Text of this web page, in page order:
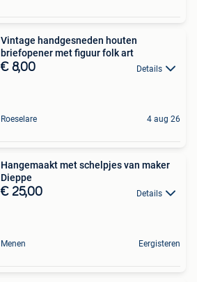
Vintage handgesneden houten
briefopener met figuur folk art
€ 8,00 Details
Roeselare 4 aug 26
Hangemaakt met schelpjes van maker
Dieppe
€ 25,00 Details
Menen Eergisteren